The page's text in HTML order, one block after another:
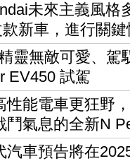
未來主義風格
新車，進行關鍵
靈無敵可愛、駕
EV450 試駕
性能電車更狂野
鬥氣息的全新N
汽車預告將在